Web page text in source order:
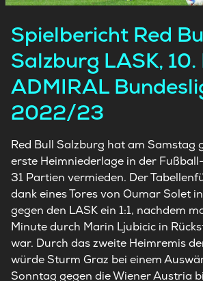
Spielbericht Red
Salzburg LASK,
ADMIRAL
2022/23
Red Bull Salzburg hat am Samstag
erste Heimniederlage in der
31 Partien vermieden. Der
dank eines Tores von Oumar Solet
gegen den LASK ein 1:1, nachdem
Minute durch Marin Ljubicic in
war. Durch das zweite Heimremis
würde Sturm Graz bei einem
Sonntag gegen die Wiener Austria